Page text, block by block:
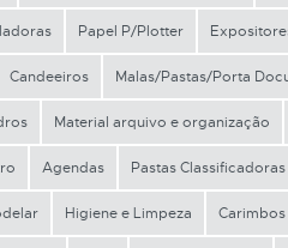
Papel P/Plotter
Candeeiros Malas/Pastas/Porta
Material arquivo e organização
Agendas Pastas Classificadoras
Higiene e Limpeza Carimbos